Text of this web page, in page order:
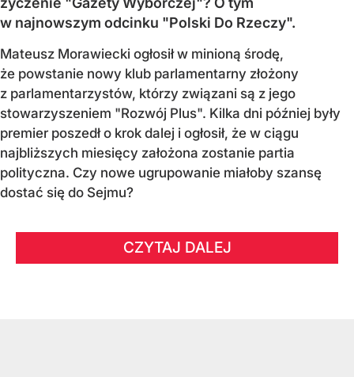
w najnowszym odcinku "Polski Do Rzeczy".
Mateusz Morawiecki ogłosił w minioną środę,
że powstanie nowy klub parlamentarny złożony
z parlamentarzystów, którzy związani są z jego
stowarzyszeniem "Rozwój Plus". Kilka dni później były
premier poszedł o krok dalej i ogłosił, że w ciągu
najbliższych miesięcy założona zostanie partia
polityczna. Czy nowe ugrupowanie miałoby szansę
dostać się do Sejmu?
CZYTAJ DALEJ